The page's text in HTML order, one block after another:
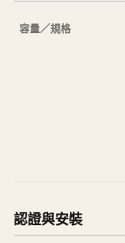
容量／規格
認證與安裝